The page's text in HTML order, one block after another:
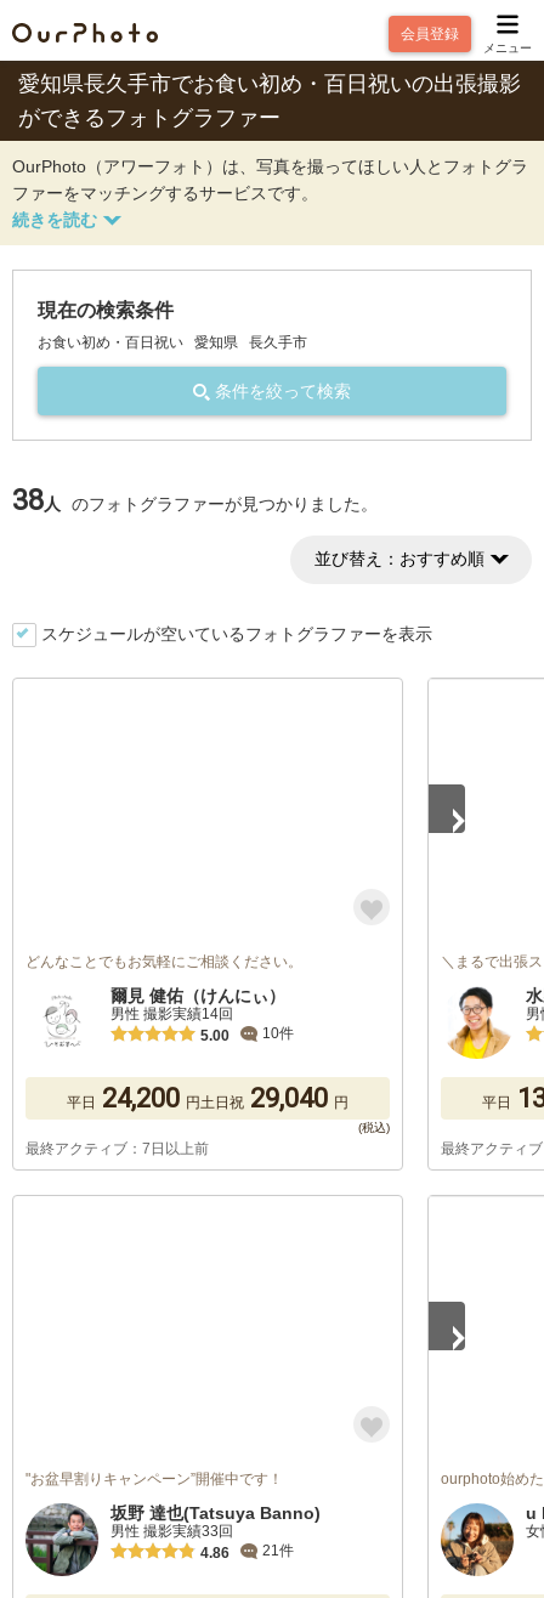
会員登録
メニュー
愛知県長久手市でお食い初め・百日祝いの出張撮影
ができるフォトグラファー
OurPhoto（アワーフォト）は、写真を撮ってほしい人とフォトグラ
ファーをマッチングするサービスです。
現在の検索条件
お食い初め・百日祝い 愛知県 長久手市
条件を絞って検索
38人 のフォトグラファーが見つかりました。
並び替え： おすすめ順
スケジュールが空いているフォトグラファーを表示
どんなことでもお気軽にご相談ください。
爾見 健佑（けんにぃ）
男性 撮影実績14回
5.00
10件
平日 24,200 円土日祝 29,040 円
最終アクティブ：7日以上前
＼まるで出張
平日
最終アクティ
"お盆早割りキャンペーン”開催中です！
坂野 達也(Tatsuya Banno)
男性 撮影実績33回
4.86
21件
ourphoto始め
u
女